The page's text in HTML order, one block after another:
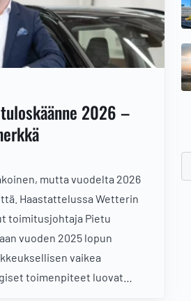
2026 –
mutta vuodelta 2026
Haastattelussa Wetterin
toimitusjohtaja Pietu
vuoden 2025 lopun
vaikea
toimenpiteet luovat